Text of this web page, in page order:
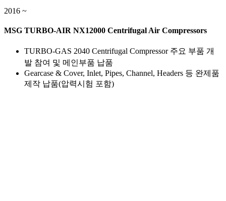
2016 ~
MSG TURBO-AIR NX12000 Centrifugal Air Compressors
TURBO-GAS 2040 Centrifugal Compressor 주요 부품 개
발 참여 및 메인부품 납품
Gearcase & Cover, Inlet, Pipes, Channel, Headers 등 완제품
제작 납품(압력시험 포함)